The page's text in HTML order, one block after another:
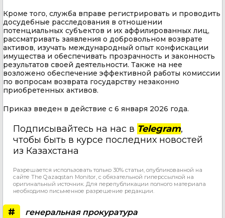
Кроме того, служба вправе регистрировать и проводить
досудебные расследования в отношении
потенциальных субъектов и их аффилированных лиц,
рассматривать заявления о добровольном возврате
активов, изучать международный опыт конфискации
имущества и обеспечивать прозрачность и законность
результатов своей деятельности. Также на нее
возложено обеспечение эффективной работы комиссии
по вопросам возврата государству незаконно
приобретенных активов.
Приказ введен в действие с 6 января 2026 года.
Подписывайтесь на нас в Telegram,
чтобы быть в курсе последних новостей
из Казахстана
Разрешается использовать только 30% статьи, опубликованной на
сайте The Qazaqstan Monitor, с обязательной гиперссылкой на
оригинальный источник. Для перепубликации полного материала
необходимо письменное разрешение редакции.
#
генеральная прокуратура